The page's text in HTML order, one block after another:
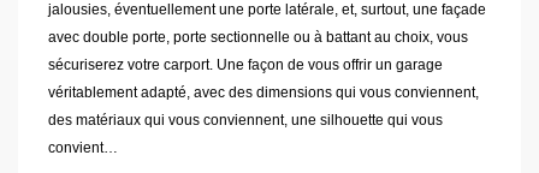
jalousies, éventuellement une porte latérale, et, surtout, une façade
avec double porte, porte sectionnelle ou à battant au choix, vous
sécuriserez votre carport. Une façon de vous offrir un garage
véritablement adapté, avec des dimensions qui vous conviennent,
des matériaux qui vous conviennent, une silhouette qui vous
convient…